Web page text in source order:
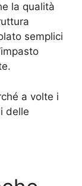
la qualità
semplici
a volte i
delle